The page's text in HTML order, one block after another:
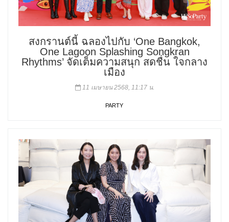
สงกรานต์นี้ ฉลองไปกับ ‘One Bangkok,
One Lagoon Splashing Songkran
Rhythms’ จัดเต็มความสนุก สดชื่น ใจกลาง
เมือง
11 เมษายน 2568, 11:17 น.
PARTY